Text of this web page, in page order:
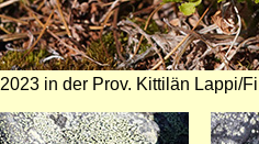
2023 in der Prov. Kittilän Lappi/
Bild